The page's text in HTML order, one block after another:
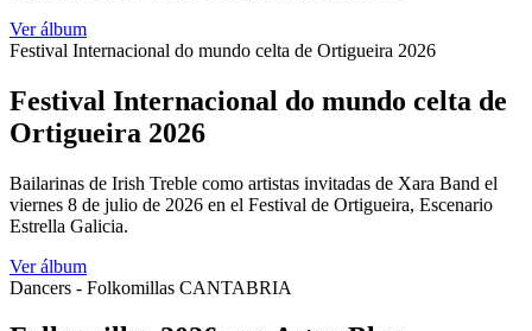
Ver álbum
Festival Internacional do mundo celta de Ortigueira 2026
Festival Internacional do mundo celta de
Ortigueira 2026
Bailarinas de Irish Treble como artistas invitadas de Xara Band el
viernes 8 de julio de 2026 en el Festival de Ortigueira, Escenario
Estrella Galicia.
Ver álbum
Dancers - Folkomillas CANTABRIA